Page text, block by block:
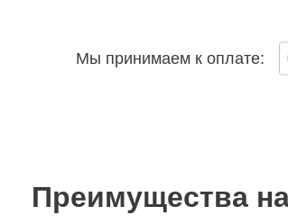
Мы принимаем к оплате:
Преимущества